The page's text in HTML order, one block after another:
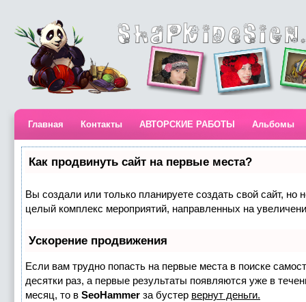
Главная Контакты АВТОРСКИЕ РАБОТЫ Альбомы
Как продвинуть сайт на первые места?
Вы создали или только планируете создать свой сайт, но
целый комплекс мероприятий, направленных на
Ускорение продвижения
Если вам трудно попасть на первые места в поиске
десятки раз, а первые результаты появляются уже в
месяц, то в SeoHammer за бустер вернут деньги.